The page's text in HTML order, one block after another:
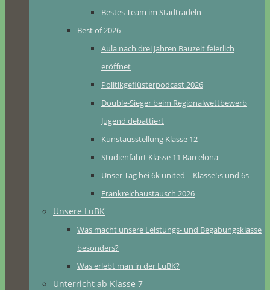
Bestes Team im Stadtradeln
Best of 2026
Aula nach drei Jahren Bauzeit feierlich
eröffnet
Politikgeflüsterpodcast 2026
Double-Sieger beim Regionalwettbewerb
Jugend debattiert
Kunstausstellung Klasse 12
Studienfahrt Klasse 11 Barcelona
Unser Tag bei 6k united – Klasse5s und 6s
Frankreichaustausch 2026
Unsere LuBK
Was macht unsere Leistungs- und Begabungsklasse
besonders?
Was erlebt man in der LuBK?
Unterricht ab Klasse 7